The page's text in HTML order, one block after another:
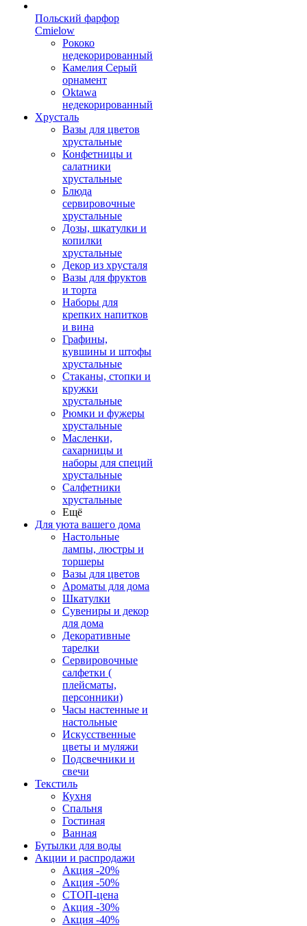
Польский фарфор
Сmielow
Рококо
недекорированный
Камелия Серый
орнамент
Oktawa
недекорированный
Хрусталь
Вазы для цветов
хрустальные
Конфетницы и
салатники
хрустальные
Блюда
сервировочные
хрустальные
Дозы, шкатулки и
копилки
хрустальные
Декор из хрусталя
Вазы для фруктов
и торта
Наборы для
крепких напитков
и вина
Графины,
кувшины и штофы
хрустальные
Стаканы, стопки и
кружки
хрустальные
Рюмки и фужеры
хрустальные
Масленки,
сахарницы и
наборы для специй
хрустальные
Салфетники
хрустальные
Ещё
Для уюта вашего дома
Настольные
лампы, люстры и
торшеры
Вазы для цветов
Ароматы для дома
Шкатулки
Сувениры и декор
для дома
Декоративные
тарелки
Сервировочные
салфетки (
плейсматы,
персонники)
Часы настенные и
настольные
Искусственные
цветы и муляжи
Подсвечники и
свечи
Текстиль
Кухня
Спальня
Гостиная
Ванная
Бутылки для воды
Акции и распродажи
Акция -20%
Акция -50%
СТОП-цена
Акция -30%
Акция -40%